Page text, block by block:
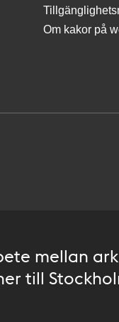
Om kakor på
mellan
till